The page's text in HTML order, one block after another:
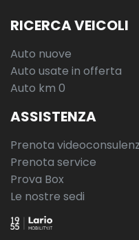
RICERCA VEICOLI
Auto nuove
Auto usate in offerta
Auto km 0
ASSISTENZA
Prenota
Prenota service
Prova Box
Le nostre sedi